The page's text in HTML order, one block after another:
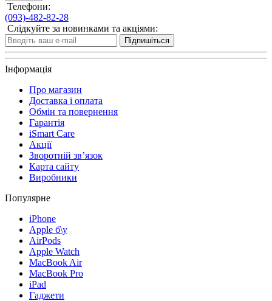
Телефони:
(093)-482-82-28
Слідкуйте за новинками та акціями:
Підпишіться
Інформація
Про магазин
Доставка і оплата
Обмін та повернення
Гарантія
iSmart Care
Акції
Зворотній зв’язок
Карта сайту
Виробники
Популярне
iPhone
Apple б\у
AirPods
Apple Watch
MacBook Air
MacBook Pro
iPad
Гаджети